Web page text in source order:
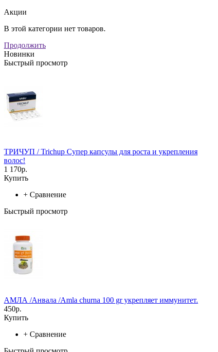
Акции
В этой категории нет товаров.
Продолжить
Новинки
Быстрый просмотр
ТРИЧУП / Trichup Cупер капсулы для роста и укрепления
волос!
1 170р.
Купить
+ Сравнение
Быстрый просмотр
АМЛА /Анвала /Amla churna 100 gr укрепляет иммунитет.
450р.
Купить
+ Сравнение